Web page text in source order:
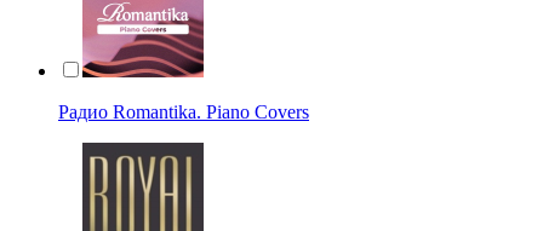
Радио Romantika. Piano Covers